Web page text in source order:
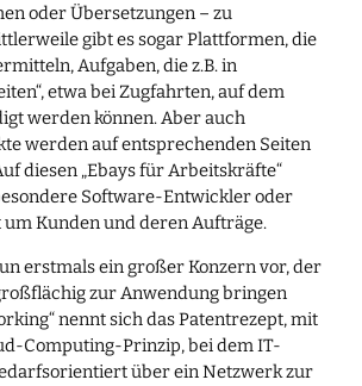
oder Übersetzungen – zu
gibt es sogar Plattformen, die
Aufgaben, die z.B. in
etwa bei Zugfahrten, auf dem
werden können. Aber auch
werden auf entsprechenden Seiten
diesen „Ebays für Arbeitskräfte“
Software-Entwickler oder
Kunden und deren Aufträge.
erstmals ein großer Konzern vor, der
zur Anwendung bringen
nennt sich das Patentrezept, mit
Computing-Prinzip, bei dem IT-
über ein Netzwerk zur